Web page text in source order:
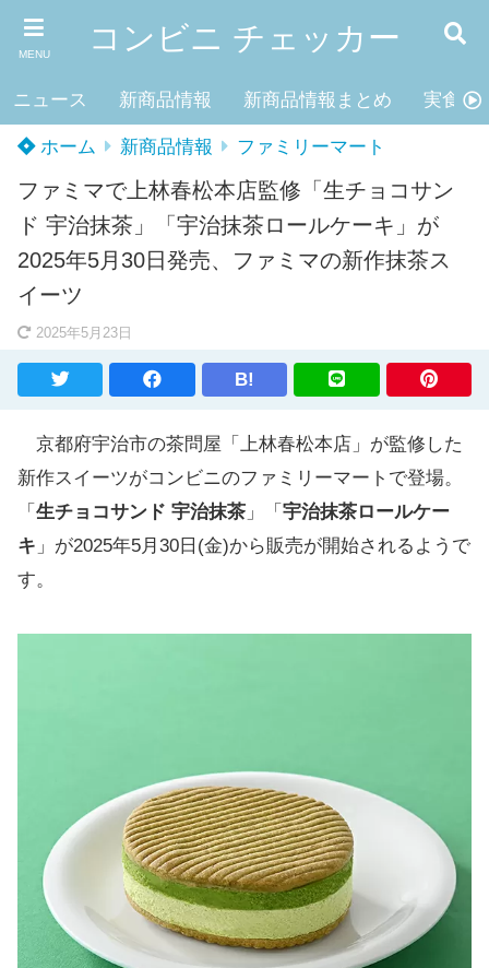
MENU コンビニ チェッカー
ニュース 新商品情報 新商品情報まとめ 実食レ
ホーム 新商品情報 ファミリーマート
ファミマで上林春松本店監修「生チョコサン
ド 宇治抹茶」「宇治抹茶ロールケーキ」が
2025年5月30日発売、ファミマの新作抹茶ス
イーツ
2025年5月23日
B!
京都府宇治市の茶問屋「上林春松本店」が監修した
新作スイーツがコンビニのファミリーマートで登場。
「 生チョコサンド 宇治抹茶 」「 宇治抹茶ロールケー
キ 」が2025年5月30日(金)から販売が開始されるようで
す。